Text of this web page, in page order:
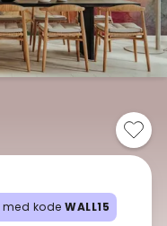
med kode WALL15